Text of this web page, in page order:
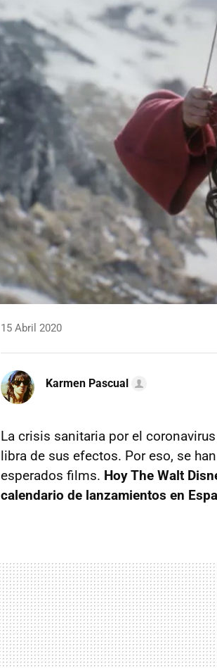
15 Abril 2020
Karmen Pascual
La crisis sanitaria por el
libra de sus efectos. Por eso, se
esperados films. Hoy The Walt
calendario de lanzamientos en